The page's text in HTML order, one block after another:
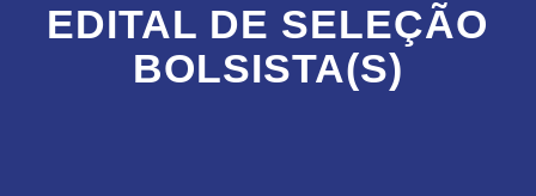
EDITAL DE SELEÇÃO
BOLSISTA(S)